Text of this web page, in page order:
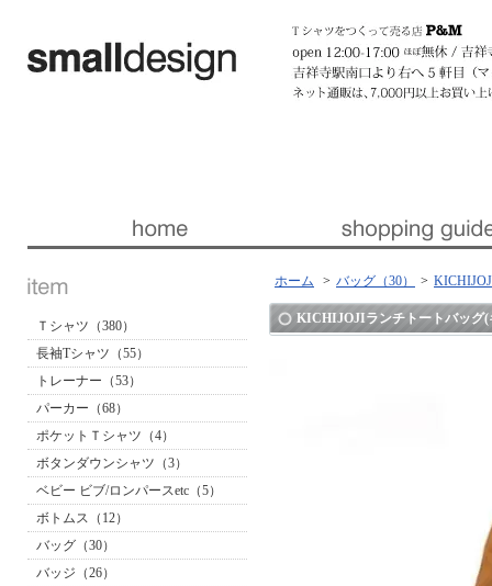
Ｔシャツ（380）
長袖Tシャツ（55）
トレーナー（53）
パーカー（68）
ポケットＴシャツ（4）
ボタンダウンシャツ（3）
ベビー ビブ/ロンパースetc（5）
ボトムス（12）
バッグ（30）
バッジ（26）
ホーム > バッグ（30） >
KICHIJOJIランチトートバッグ(